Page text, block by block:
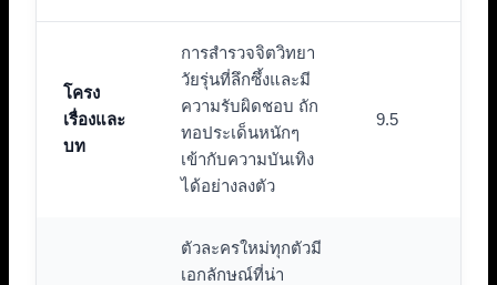
โครง
เรื่องและ
บท
การสำรวจจิตวิทยา
วัยรุ่นที่ลึกซึ้งและมี
ความรับผิดชอบ ถัก
ทอประเด็นหนักๆ
เข้ากับความบันเทิง
ได้อย่างลงตัว
9.5
ตัวละครใหม่ทุกตัวมี
เอกลักษณ์ที่น่า